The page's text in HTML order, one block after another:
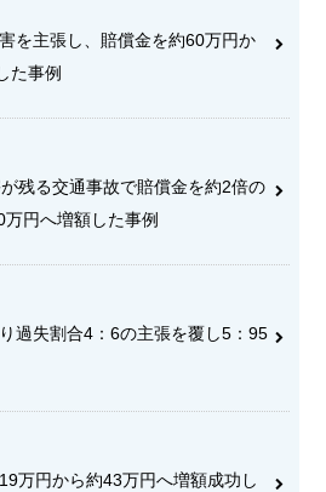
を主張し、賠償金を約60万円か
た事例
残る交通事故で賠償金を約2倍の
円へ増額した事例
過失割合4：6の主張を覆し5：95
万円から約43万円へ増額成功し